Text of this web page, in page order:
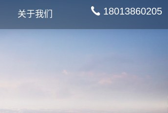
关于我们 18013860205